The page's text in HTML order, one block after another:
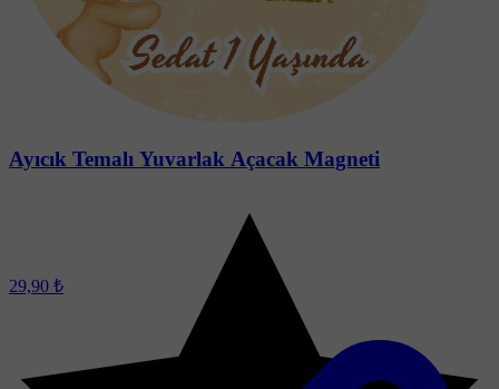
Ayıcık Temalı Yuvarlak Açacak Magneti
29,90 ₺